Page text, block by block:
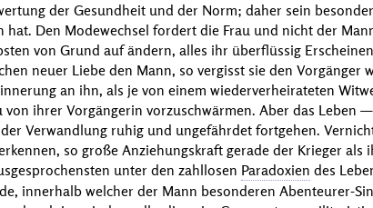
der Gesundheit und der Norm; daher sein
hat. Den Modewechsel fordert die Frau und nicht der
von Grund auf ändern, alles ihr überflüssig
neuer Liebe den Mann, so vergisst sie den Vorgänger
an ihn, als je von einem wiederverheirateten
von ihrer Vorgängerin vorzuschwärmen. Aber das Leben
Verwandlung ruhig und ungefährdet fortgehen.
so große Anziehungskraft gerade der Krieger als
unter den zahllosen Paradoxien des
innerhalb welcher der Mann besonderen Abenteurer-